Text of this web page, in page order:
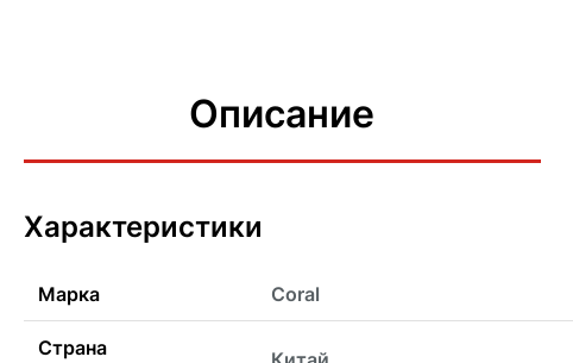
Описание
Характеристики
Марка Coral
Страна